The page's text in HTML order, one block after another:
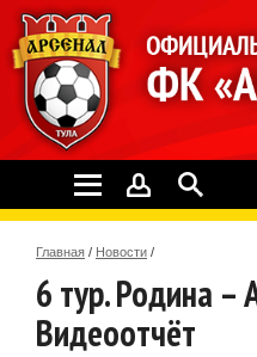
Главная / Новости /
6 тур. Родина –
Видеоотчёт